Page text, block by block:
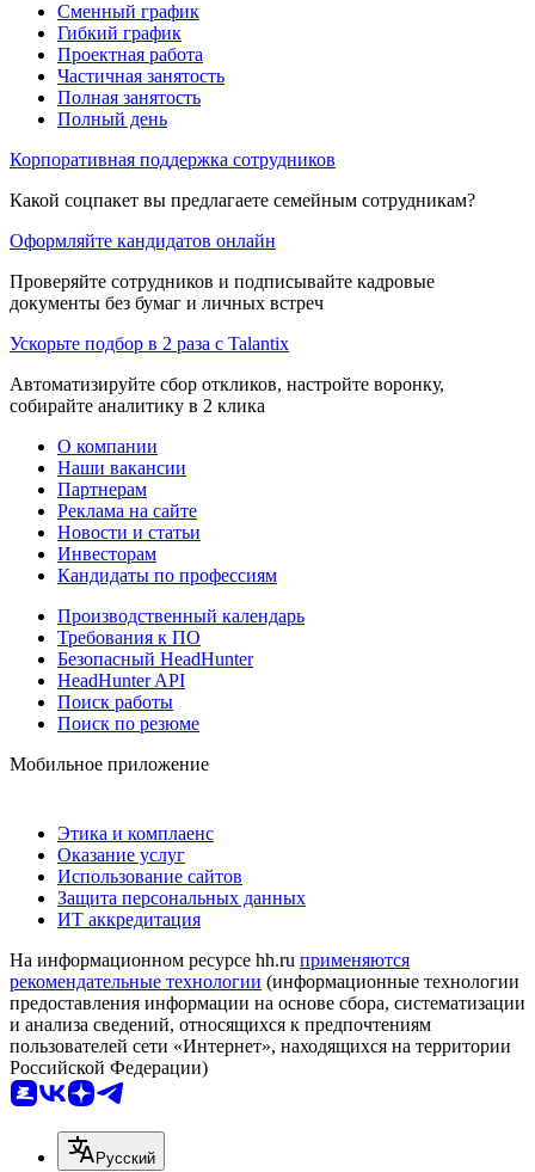
Сменный график
Гибкий график
Проектная работа
Частичная занятость
Полная занятость
Полный день
Корпоративная поддержка сотрудников
Какой соцпакет вы предлагаете семейным сотрудникам?
Оформляйте кандидатов онлайн
Проверяйте сотрудников и подписывайте кадровые
документы без бумаг и личных встреч
Ускорьте подбор в 2 раза с Talantix
Автоматизируйте сбор откликов, настройте воронку,
собирайте аналитику в 2 клика
О компании
Наши вакансии
Партнерам
Реклама на сайте
Новости и статьи
Инвесторам
Кандидаты по профессиям
Производственный календарь
Требования к ПО
Безопасный HeadHunter
HeadHunter API
Поиск работы
Поиск по резюме
Мобильное приложение
Этика и комплаенс
Оказание услуг
Использование сайтов
Защита персональных данных
ИТ аккредитация
На информационном ресурсе hh.ru применяются
рекомендательные технологии (информационные технологии
предоставления информации на основе сбора, систематизации
и анализа сведений, относящихся к предпочтениям
пользователей сети «Интернет», находящихся на территории
Российской Федерации)
Русский